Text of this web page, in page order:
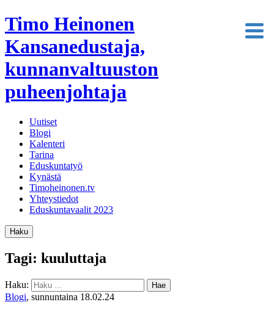
Timo Heinonen
Kansanedustaja,
kunnanvaltuuston
puheenjohtaja
Uutiset
Blogi
Kalenteri
Tarina
Eduskuntatyö
Kynästä
Timoheinonen.tv
Yhteystiedot
Eduskuntavaalit 2023
Haku
Tagi: kuuluttaja
Haku:
Blogi, sunnuntaina 18.02.24